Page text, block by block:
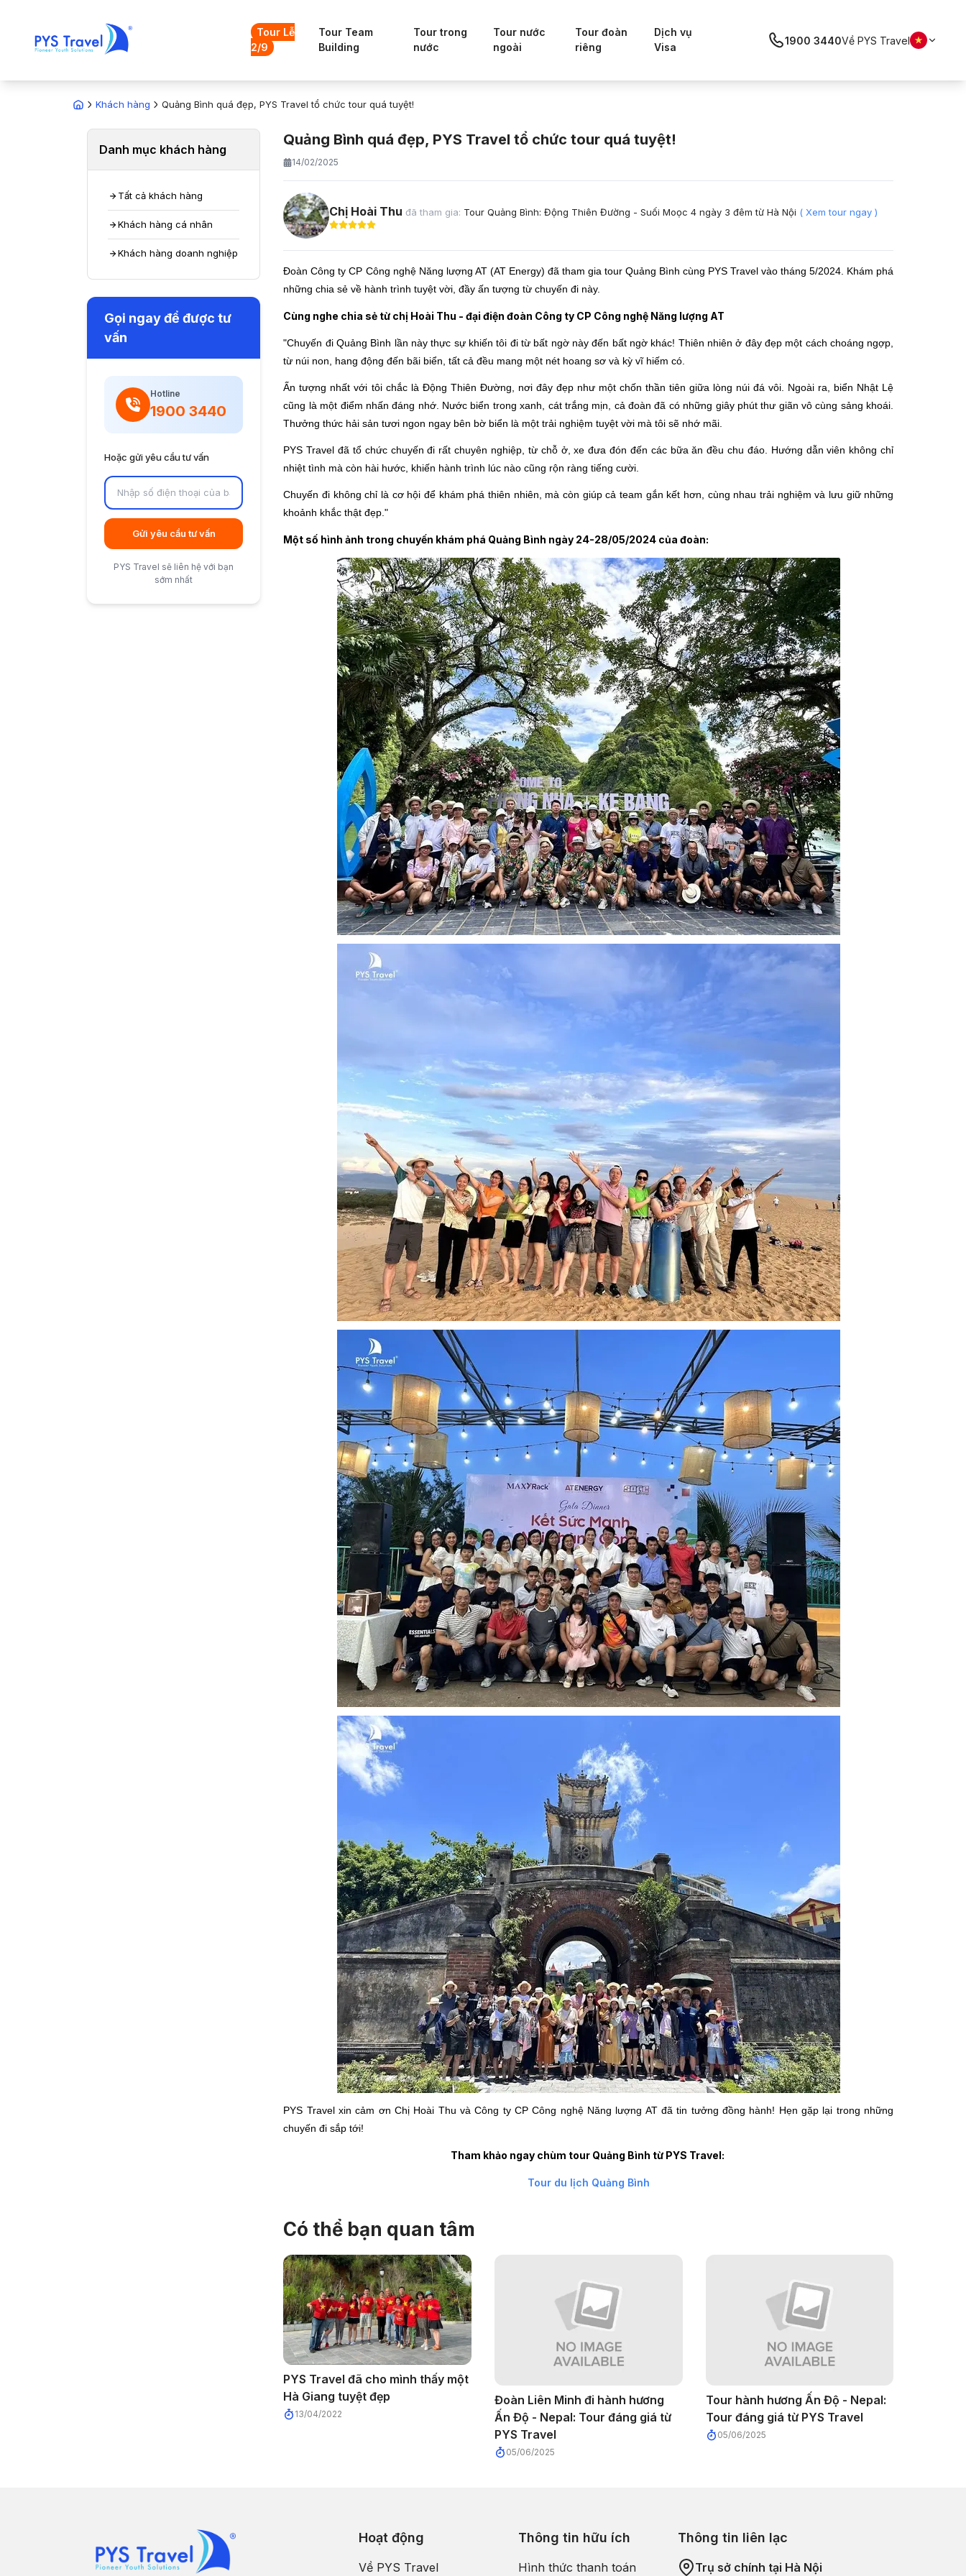
Tour Lễ
2/9
Tour Team
Building
Tour trong
nước
Tour nước
ngoài
Tour đoàn
riêng
Dịch vụ
Visa
1900 3440Về PYS Travel
Khách hàng Quảng Bình quá đẹp, PYS Travel tổ chức tour quá tuyệt!
Danh mục khách hàng
Tất cả khách hàng
Khách hàng cá nhân
Khách hàng doanh nghiệp
Gọi ngay để được tư
vấn
Hotline
1900 3440
Hoặc gửi yêu cầu tư vấn
Gửi yêu cầu tư vấn
PYS Travel sẽ liên hệ với bạn
sớm nhất
Quảng Bình quá đẹp, PYS Travel tổ chức tour quá tuyệt!
14/02/2025
Chị Hoài Thu đã tham gia: Tour Quảng Bình: Động Thiên Đường - Suối Moọc 4 ngày 3 đêm từ Hà Nội ( Xem tour ngay )
Đoàn Công ty CP Công nghệ Năng lượng AT (AT Energy) đã tham gia tour Quảng Bình cùng PYS Travel vào tháng 5/2024. Khám phá
những chia sẻ về hành trình tuyệt vời, đầy ấn tượng từ chuyến đi này.
Cùng nghe chia sẻ từ chị Hoài Thu - đại điện đoàn Công ty CP Công nghệ Năng lượng AT
"Chuyến đi Quảng Bình lần này thực sự khiến tôi đi từ bất ngờ này đến bất ngờ khác! Thiên nhiên ở đây đẹp một cách choáng ngợp,
từ núi non, hang động đến bãi biển, tất cả đều mang một nét hoang sơ và kỳ vĩ hiếm có.
Ấn tượng nhất với tôi chắc là Động Thiên Đường, nơi đây đẹp như một chốn thần tiên giữa lòng núi đá vôi. Ngoài ra, biển Nhật Lệ
cũng là một điểm nhấn đáng nhớ. Nước biển trong xanh, cát trắng mịn, cả đoàn đã có những giây phút thư giãn vô cùng sảng khoái.
Thưởng thức hải sản tươi ngon ngay bên bờ biển là một trải nghiệm tuyệt vời mà tôi sẽ nhớ mãi.
PYS Travel đã tổ chức chuyến đi rất chuyên nghiệp, từ chỗ ở, xe đưa đón đến các bữa ăn đều chu đáo. Hướng dẫn viên không chỉ
nhiệt tình mà còn hài hước, khiến hành trình lúc nào cũng rộn ràng tiếng cười.
Chuyến đi không chỉ là cơ hội để khám phá thiên nhiên, mà còn giúp cả team gắn kết hơn, cùng nhau trải nghiệm và lưu giữ những
khoảnh khắc thật đẹp."
Một số hình ảnh trong chuyến khám phá Quảng Bình ngày 24-28/05/2024 của đoàn:
PYS Travel xin cảm ơn Chị Hoài Thu và Công ty CP Công nghệ Năng lượng AT đã tin tưởng đồng hành! Hẹn gặp lại trong những
chuyến đi sắp tới!
Tham khảo ngay chùm tour Quảng Bình từ PYS Travel:
Tour du lịch Quảng Bình
Có thể bạn quan tâm
PYS Travel đã cho mình thấy một
Hà Giang tuyệt đẹp
13/04/2022
Đoàn Liên Minh đi hành hương
Ấn Độ - Nepal: Tour đáng giá từ
PYS Travel
05/06/2025
Tour hành hương Ấn Độ - Nepal:
Tour đáng giá từ PYS Travel
05/06/2025
Hoạt động
Về PYS Travel
Thông tin hữu ích
Hình thức thanh toán
Thông tin liên lạc
Trụ sở chính tại Hà Nội